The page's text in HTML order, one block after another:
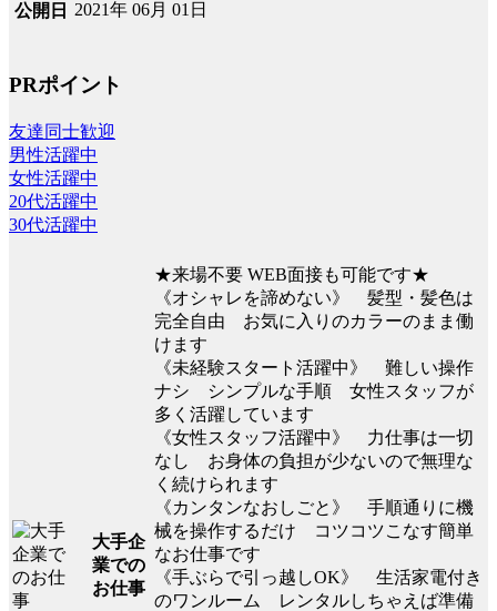
公開日 2021年 06月 01日
PRポイント
友達同士歓迎
男性活躍中
女性活躍中
20代活躍中
30代活躍中
大手企
業での
お仕事
★来場不要 WEB面接も可能です★
《オシャレを諦めない》 髪型・髪色は
完全自由 お気に入りのカラーのまま働
けます
《未経験スタート活躍中》 難しい操作
ナシ シンプルな手順 女性スタッフが
多く活躍しています
《女性スタッフ活躍中》 力仕事は一切
なし お身体の負担が少ないので無理な
く続けられます
《カンタンなおしごと》 手順通りに機
械を操作するだけ コツコツこなす簡単
なお仕事です
《手ぶらで引っ越しOK》 生活家電付き
のワンルーム レンタルしちゃえば準備